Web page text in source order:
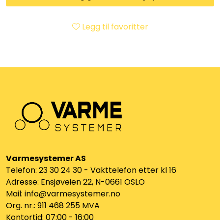
Legg til favoritter
Varmesystemer AS
Telefon: 23 30 24 30 - Vakttelefon etter kl 16
Adresse: Ensjøveien 22, N-0661 OSLO
Mail: info@varmesystemer.no
Org. nr.: 911 468 255 MVA
Kontortid: 07:00 - 16:00
Klemringskoblinger
Planfront radiatorer
Watersafe
Elektrokjeler